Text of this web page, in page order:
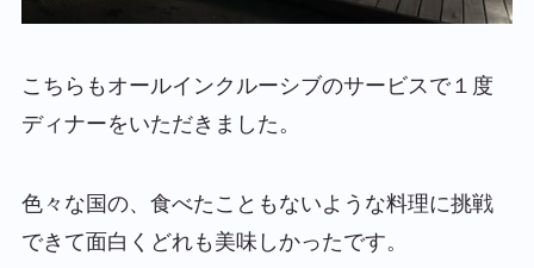
こちらもオールインクルーシブのサービスで１度
ディナーをいただきました。
色々な国の、食べたこともないような料理に挑戦
できて面白くどれも美味しかったです。